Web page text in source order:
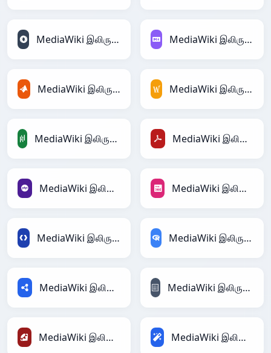
MediaWiki இலிருந்து JSONLines MediaWiki இலிருந்து Markdown
MediaWiki இலிருந்து MATLAB MediaWiki இலிருந்து MediaWiki
MediaWiki இலிருந்து PandasDataFrame MediaWiki இலிருந்து PDF
MediaWiki இலிருந்து PHP MediaWiki இலிருந்து PNG
MediaWiki இலிருந்து Protobuf MediaWiki இலிருந்து RDataFrame
MediaWiki இலிருந்து RDF MediaWiki இலிருந்து reStructuredText
MediaWiki இலிருந்து Ruby MediaWiki இலிருந்து Magic